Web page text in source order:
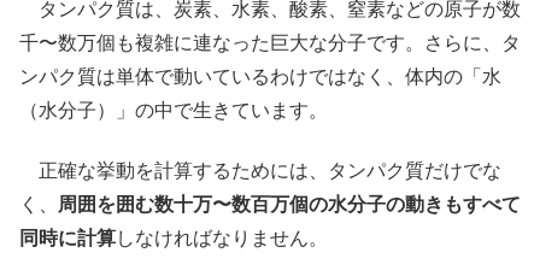
タンパク質は、炭素、水素、酸素、窒素などの原子が数
千〜数万個も複雑に連なった巨大な分子です。さらに、タ
ンパク質は単体で動いているわけではなく、体内の「水
（水分子）」の中で生きています。
正確な挙動を計算するためには、タンパク質だけでな
く、
周囲を囲む数十万〜数百万個の水分子の動きもすべて
同時に計算しなければなりません。